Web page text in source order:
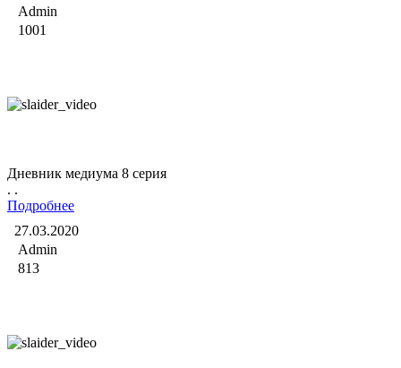
Admin
1001
Дневник медиума 8 серия
. .
Подробнее
27.03.2020
Admin
813